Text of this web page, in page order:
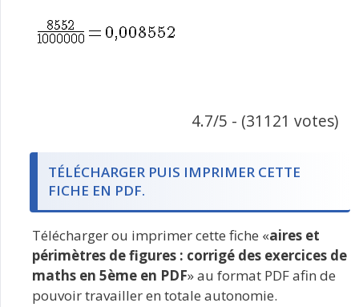
4.7/5 - (31121 votes)
TÉLÉCHARGER PUIS IMPRIMER CETTE
FICHE EN PDF.
Télécharger ou imprimer cette fiche «aires et
périmètres de figures : corrigé des exercices de
maths en 5ème en PDF» au format PDF afin de
pouvoir travailler en totale autonomie.